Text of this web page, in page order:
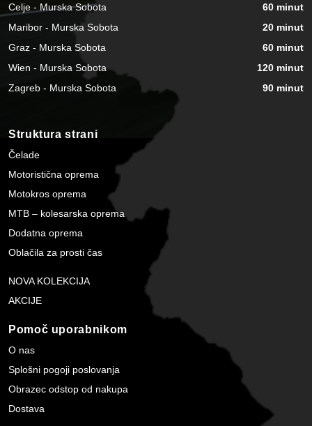
Celje - Murska Sobota
60 minut
Maribor - Murska Sobota
20 minut
Graz - Murska Sobota
60 minut
Wien - Murska Sobota
120 minut
Zagreb - Murska Sobota
90 minut
Struktura strani
Čelade
Motoristična oprema
Motokros oprema
MTB – kolesarska oprema
Dodatna oprema
Oblačila za prosti čas
NOVA KOLEKCIJA
AKCIJE
Pomoč uporabnikom
O nas
Splošni pogoji poslovanja
Obrazec odstop od nakupa
Dostava